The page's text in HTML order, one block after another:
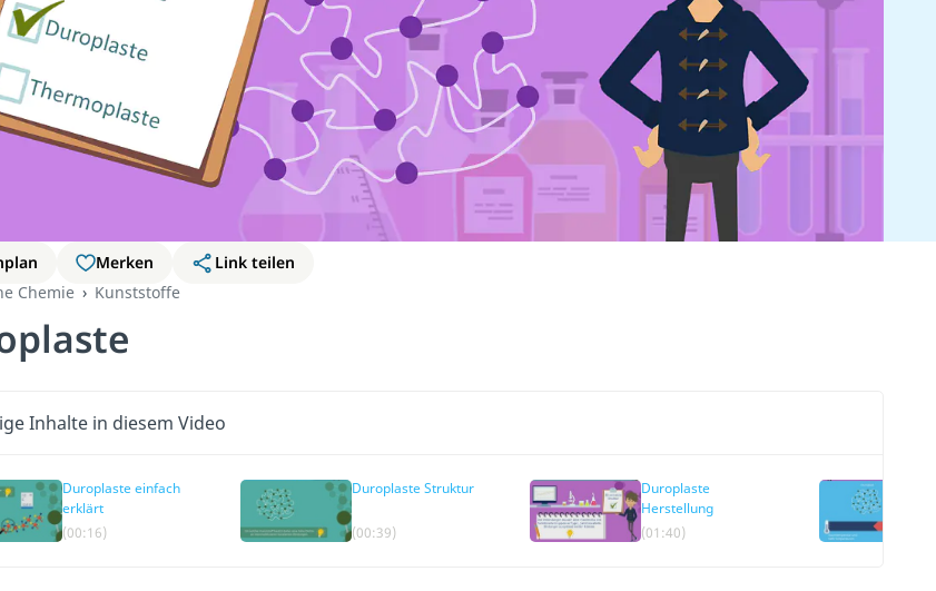
Merken
Link teilen
Chemie
Kunststoffe
Inhalte in diesem Video
Duroplaste einfach
erklärt
(00:16)
Duroplaste Struktur
(00:39)
Duroplaste
Herstellung
(01:40)